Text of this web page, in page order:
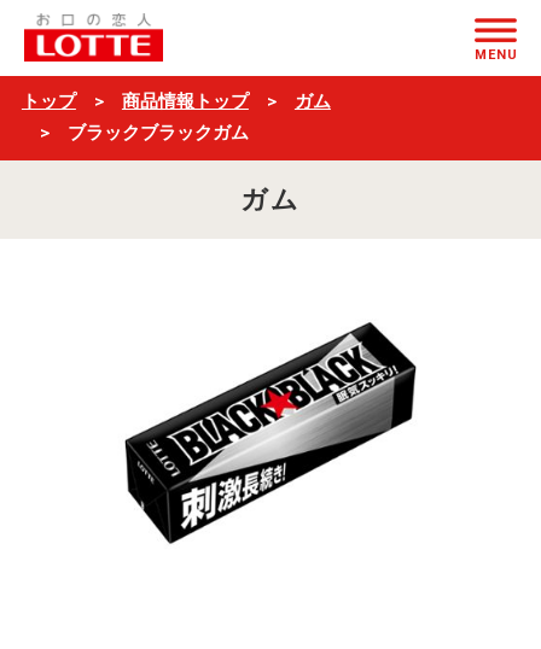
ブ
ラ
ッ
ブ
ッ
MENU
トップ 商品情報トップ
ガム
ブラックブラックガム
ガム